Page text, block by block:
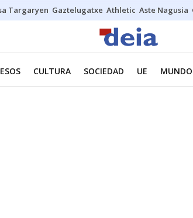
Targaryen Gaztelugatxe Athletic Aste Nagusia
CULTURA SOCIEDAD UE MUNDO